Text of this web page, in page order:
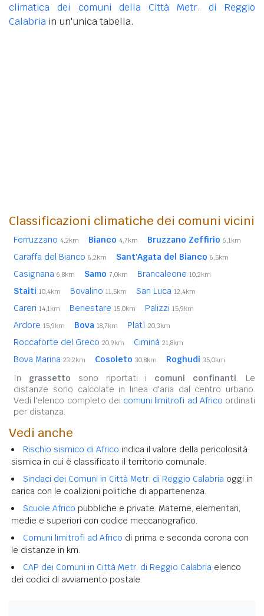
climatica dei comuni della Città Metr. di Reggio
Calabria in un'unica tabella.
Classificazioni climatiche dei comuni vicini
Ferruzzano 4,2km Bianco 4,7km Bruzzano Zeffirio 6,1km
Caraffa del Bianco 6,2km Sant'Agata del Bianco 6,5km
Casignana 6,8km Samo 7,0km Brancaleone 10,2km
Staiti 10,4km Bovalino 11,5km San Luca 12,4km
Careri 14,1km Benestare 15,0km Palizzi 15,9km
Ardore 15,9km Bova 18,7km Platì 20,3km
Roccaforte del Greco 20,9km Ciminà 21,8km
Bova Marina 23,2km Cosoleto 30,8km Roghudi 35,0km
In grassetto sono riportati i comuni confinanti. Le
distanze sono calcolate in linea d'aria dal centro urbano.
Vedi l'elenco completo dei comuni limitrofi ad Africo ordinati
per distanza.
Vedi anche
Rischio sismico di Africo indica il valore della pericolosità
sismica in cui è classificato il territorio comunale.
Sindaci dei Comuni in Città Metr. di Reggio Calabria oggi in
carica con le coalizioni politiche di appartenenza.
Scuole Africo pubbliche e private. Materne, elementari,
medie e superiori con codice meccanografico.
Comuni limitrofi ad Africo di prima e seconda corona con
le distanze in km.
CAP dei Comuni in Città Metr. di Reggio Calabria elenco
dei codici di avviamento postale.